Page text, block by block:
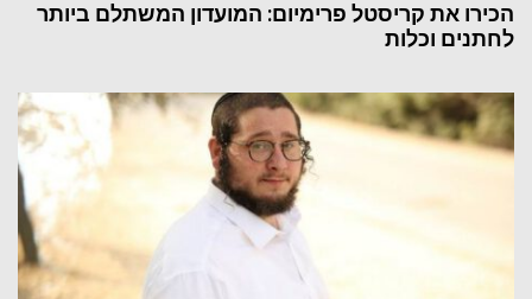
הכירו את קריסטל פרימיום: המועדון המשתלם ביותר
לחתנים וכלות